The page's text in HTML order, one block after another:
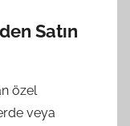
Satın
özel
veya